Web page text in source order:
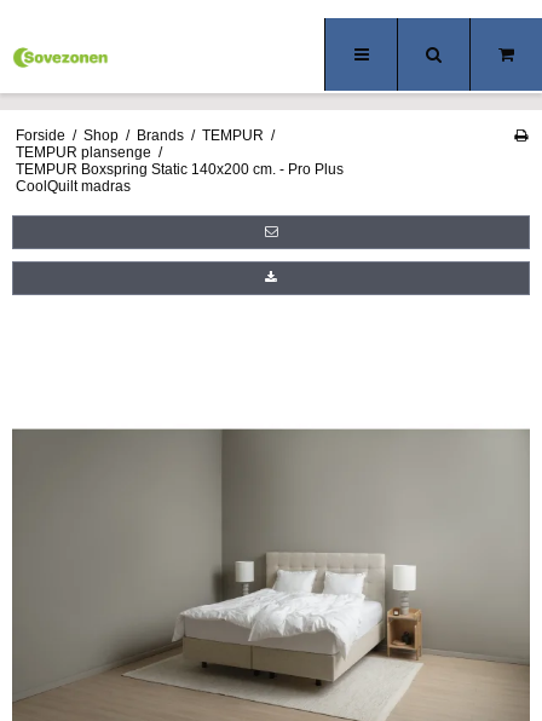
Forside / Shop / Brands / TEMPUR /
TEMPUR plansenge /
TEMPUR Boxspring Static 140x200 cm. - Pro Plus
CoolQuilt madras